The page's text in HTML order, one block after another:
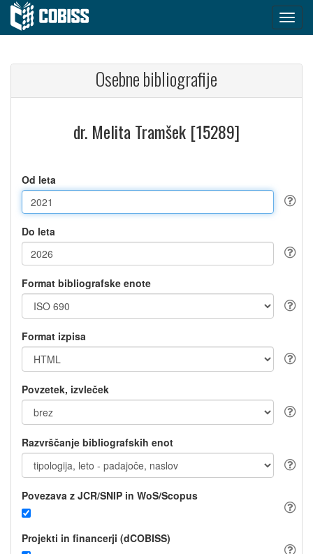
Osebne bibliografije
dr. Melita Tramšek [15289]
Od leta
Do leta
Format bibliografske enote
Format izpisa
Povzetek, izvleček
Razvrščanje bibliografskih enot
Povezava z JCR/SNIP in WoS/Scopus
Projekti in financerji (dCOBISS)